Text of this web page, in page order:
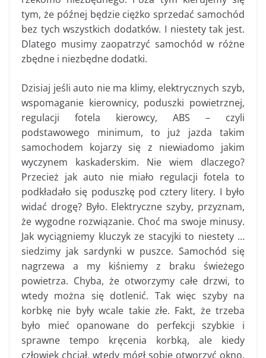
tym, że późnej będzie ciężko sprzedać samochód
bez tych wszystkich dodatków. I niestety tak jest.
Dlatego musimy zaopatrzyć samochód w różne
zbędne i niezbędne dodatki.
Dzisiaj jeśli auto nie ma klimy, elektrycznych szyb,
wspomaganie kierownicy, poduszki powietrznej,
regulacji fotela kierowcy, ABS – czyli
podstawowego minimum, to już jazda takim
samochodem kojarzy się z niewiadomo jakim
wyczynem kaskaderskim. Nie wiem dlaczego?
Przecież jak auto nie miało regulacji fotela to
podkładało się poduszkę pod cztery litery. I było
widać drogę? Było. Elektryczne szyby, przyznam,
że wygodne rozwiązanie. Choć ma swoje minusy.
Jak wyciągniemy kluczyk ze stacyjki to niestety …
siedzimy jak sardynki w puszce. Samochód się
nagrzewa a my kiśniemy z braku świeżego
powietrza. Chyba, że otworzymy całe drzwi, to
wtedy można się dotlenić. Tak więc szyby na
korbkę nie były wcale takie złe. Fakt, że trzeba
było mieć opanowane do perfekcji szybkie i
sprawne tempo kręcenia korbką, ale kiedy
człowiek chciał, wtedy mógł sobie otworzyć okno.